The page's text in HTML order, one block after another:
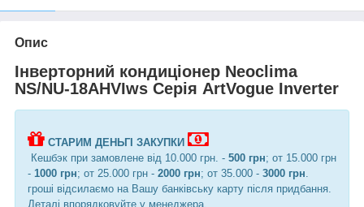
Опис
Інверторний кондиціонер Neoclima
NS/NU-18AHVIws Серія ArtVogue Inverter
СТАРИМ ДЕНЬГІ ЗАКУПКИ
Кешбэк при замовлене від 10.000 грн. - 500 грн; от 15.000 грн
- 1000 грн; от 25.000 грн - 2000 грн; от 35.000 - 3000 грн.
гроші відсилаємо на Вашу банківську карту після придбання.
Деталі впорядковуйте у менеджера.